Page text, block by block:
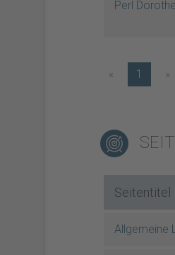
Perl
« 1 »
Seitentitel
Allgemeine